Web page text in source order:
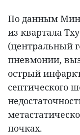
По данным
из квартала
(центральный
пневмонии,
острый
септического
почках.